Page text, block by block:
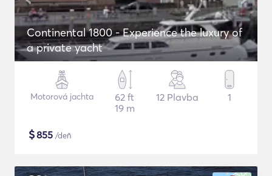
Continental 1800 - Experience the luxury of
a private yacht
Motorová jachta
62 ft
19 m
12 Plavba 1
$855 /deň